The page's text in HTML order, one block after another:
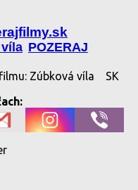
víla POZERAJ
Zúbková víla
SK